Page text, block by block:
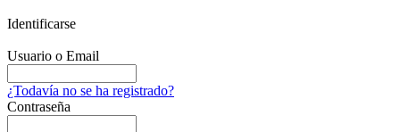
Identificarse
Usuario o Email
¿Todavía no se ha registrado?
Contraseña